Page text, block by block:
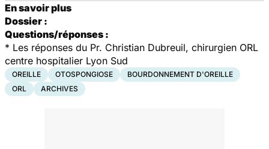
En savoir plus
Dossier :
Questions/réponses :
* Les réponses du Pr. Christian Dubreuil, chirurgien ORL
centre hospitalier Lyon Sud
OREILLE OTOSPONGIOSE
BOURDONNEMENT D'OREILLE
ORL
ARCHIVES